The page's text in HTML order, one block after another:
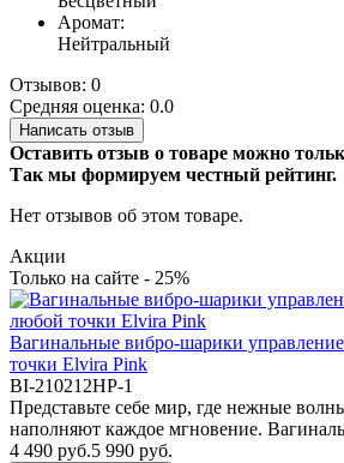
Аромат:
Нейтральный
Отзывов: 0
Средняя оценка: 0.0
Написать отзыв
Оставить отзыв о товаре можно
Так мы формируем честный рейтинг.
Нет отзывов об этом товаре.
Акции
Только на сайте - 25%
Вагинальные вибро-шарики
точки Elvira Pink
BI-210212HP-1
Представьте себе мир, где нежные
наполняют каждое мгновение.
4 490 руб.5 990 руб.